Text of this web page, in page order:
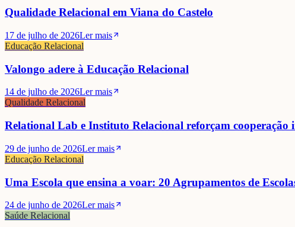
Qualidade Relacional em Viana do Castelo
17 de julho de 2026Ler mais
Educação Relacional
Valongo adere à Educação Relacional
14 de julho de 2026Ler mais
Qualidade Relacional
Relational Lab e Instituto Relacional reforçam
29 de junho de 2026Ler mais
Educação Relacional
Uma Escola que ensina a voar: 20 Agrupamentos de
24 de junho de 2026Ler mais
Saúde Relacional